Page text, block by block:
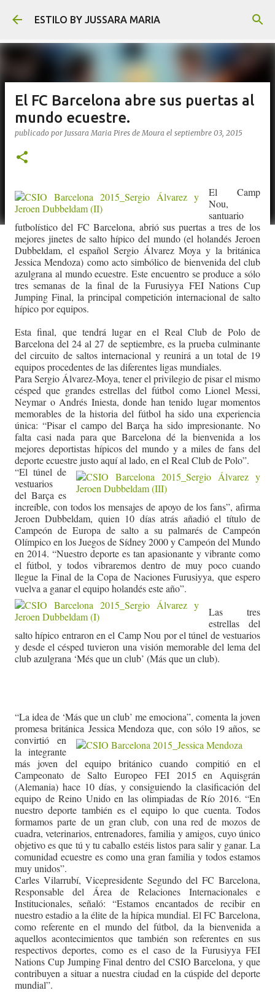
Ir al contenido principal
ESTILO BY JUSSARA MARIA
El FC Barcelona abre sus puertas al
mundo ecuestre.
publicado por Jussara Maria Pires de Moura el septiembre 03, 2015
El Camp
Nou,
santuario
futbolístico del FC Barcelona, abrió sus puertas a tres de los
mejores jinetes de salto hípico del mundo (el holandés Jeroen
Dubbeldam, el español Sergio Álvarez Moya y la británica
Jessica Mendoza) como acto simbólico de bienvenida del club
azulgrana al mundo ecuestre. Este encuentro se produce a sólo
tres semanas de la final de la Furusiyya FEI Nations Cup
Jumping Final, la principal competición internacional de salto
hípico por equipos.
Esta final, que tendrá lugar en el Real Club de Polo de
Barcelona del 24 al 27 de septiembre, es la prueba culminante
del circuito de saltos internacional y reunirá a un total de 19
equipos procedentes de las diferentes ligas mundiales.
Para Sergio Álvarez-Moya, tener el privilegio de pisar el mismo
césped que grandes estrellas del fútbol como Lionel Messi,
Neymar o Andrés Iniesta, donde han tenido lugar momentos
memorables de la historia del fútbol ha sido una experiencia
única: “Pisar el campo del Barça ha sido impresionante. No
falta casi nada para que Barcelona dé la bienvenida a los
mejores deportistas hípicos del mundo y a miles de fans del
deporte ecuestre justo aquí al lado, en el Real Club de Polo”.
“El túnel de
vestuarios
del Barça es
increíble, con todos los mensajes de apoyo de los fans”, afirma
Jeroen Dubbeldam, quien 10 días atrás añadió el título de
Campeón de Europa de salto a su palmarés de Campeón
Olímpico en los Juegos de Sídney 2000 y Campeón del Mundo
en 2014. “Nuestro deporte es tan apasionante y vibrante como
el fútbol, y todos vibraremos dentro de muy poco cuando
llegue la Final de la Copa de Naciones Furusiyya, que espero
vuelva a ganar el equipo holandés este año”.
Las tres
estrellas del
salto hípico entraron en el Camp Nou por el túnel de vestuarios
y desde el césped tuvieron una visión memorable del lema del
club azulgrana ‘Més que un club’ (Más que un club).
“La idea de ‘Más que un club’ me emociona”, comenta la joven
promesa británica Jessica Mendoza que, con sólo 19 años, se
convirtió en
la integrante
más joven del equipo británico cuando compitió en el
Campeonato de Salto Europeo FEI 2015 en Aquisgrán
(Alemania) hace 10 días, y consiguiendo la clasificación del
equipo de Reino Unido en las olimpiadas de Río 2016. “En
nuestro deporte también es el equipo lo que cuenta. Todos
formamos parte de un gran club, con una red de mozos de
cuadra, veterinarios, entrenadores, familia y amigos, cuyo único
objetivo es que tú y tu caballo estéis listos para salir y ganar. La
comunidad ecuestre es como una gran familia y todos estamos
muy unidos”.
Carles Vilarrubí, Vicepresidente Segundo del FC Barcelona,
Responsable del Área de Relaciones Internacionales e
Institucionales, señaló: “Estamos encantados de recibir en
nuestro estadio a la élite de la hípica mundial. El FC Barcelona,
como referente en el mundo del fútbol, da la bienvenida a
aquellos acontecimientos que también son referentes en sus
respectivos deportes, como es el caso de la Furusiyya FEI
Nations Cup Jumping Final dentro del CSIO Barcelona, y que
contribuyen a situar a nuestra ciudad en la cúspide del deporte
mundial”.